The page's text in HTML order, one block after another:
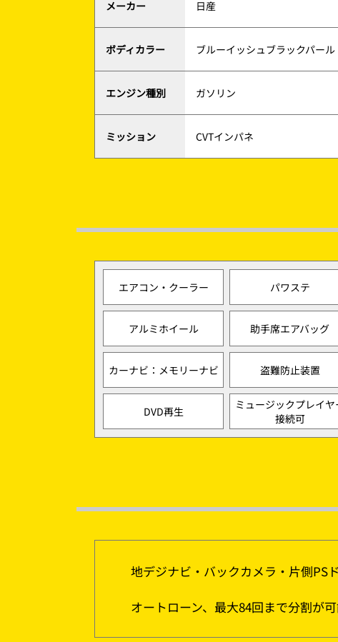
メーカー 日産
ボディカラー ブルーイッシュブラックパール
エンジン種別 ガソリン
ミッション CVTインパネ
エアコン・クーラー パワステ
アルミホイール 助手席エアバッグ
カーナビ：メモリーナビ 盗難防止装置
DVD再生
ミュージックプレイヤ
接続可
地デジナビ・バックカメラ・片側PS
オートローン、最大84回まで分割が